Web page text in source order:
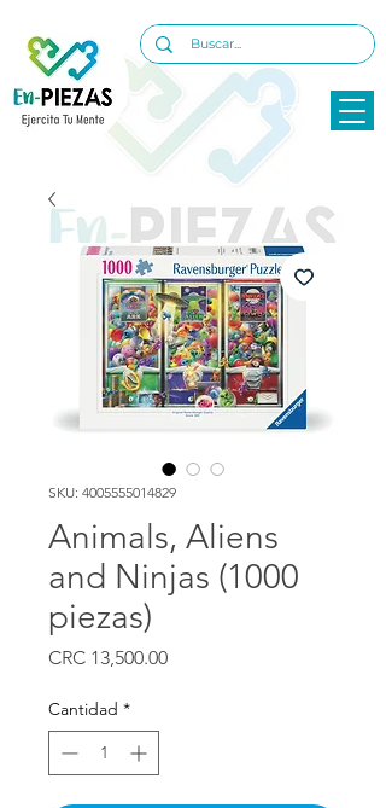
SKU: 4005555014829
Animals, Aliens
and Ninjas (1000
piezas)
CRC 13,500.00Precio
Cantidad *